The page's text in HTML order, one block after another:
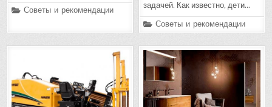
Posted
Советы и рекомендации
задачей. Как известно, дети…
Posted
in
Советы и рекомендации